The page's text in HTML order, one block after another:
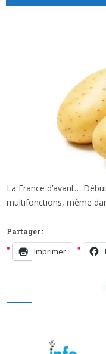
LA
La France d’avant…
multifonctions, même
Partager :
Imprimer